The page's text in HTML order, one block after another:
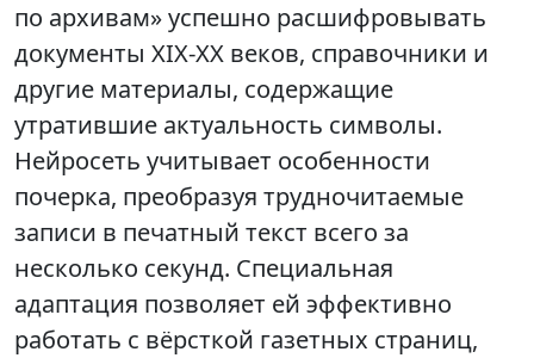
по архивам» успешно расшифровывать
документы XIX-XX веков, справочники и
другие материалы, содержащие
утратившие актуальность символы.
Нейросеть учитывает особенности
почерка, преобразуя трудночитаемые
записи в печатный текст всего за
несколько секунд. Специальная
адаптация позволяет ей эффективно
работать с вёрсткой газетных страниц,